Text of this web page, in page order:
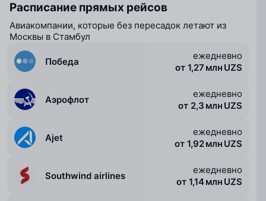
Расписание прямых рейсов
Авиакомпании, которые без пересадок летают из
Москвы в Стамбул
Победа
ежедневно
от 1,27 млн UZS
Аэрофлот
ежедневно
от 2,3 млн UZS
Ajet
ежедневно
от 1,92 млн UZS
Southwind airlines
ежедневно
от 1,14 млн UZS